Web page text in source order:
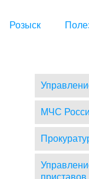
Розыск
МЧС